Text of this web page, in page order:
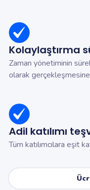
Kolaylaştırma
Zaman yönetiminin
olarak
Adil katılımı
Tüm katılımcılara eşit